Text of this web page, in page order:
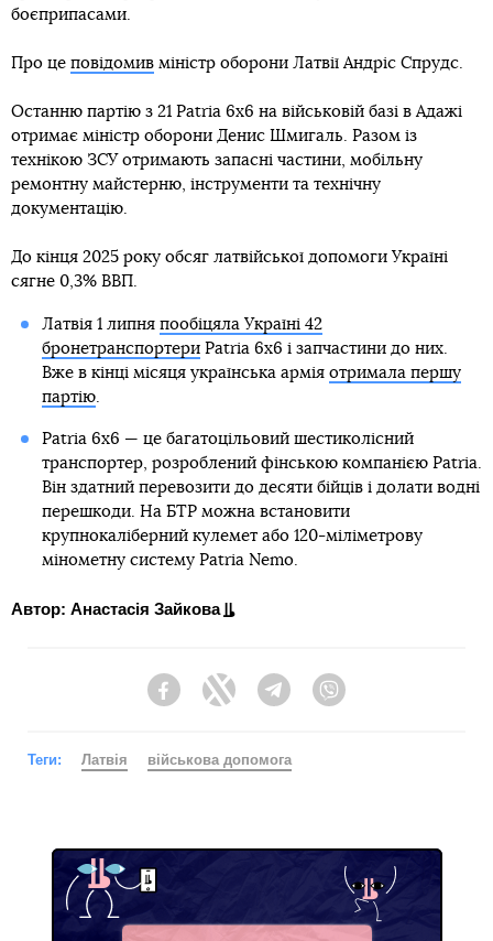
боєприпасами.
Про це повідомив міністр оборони Латвії Андріс Спрудс.
Останню партію з 21 Patria 6x6 на військовій базі в Адажі
отримає міністр оборони Денис Шмигаль. Разом із
технікою ЗСУ отримають запасні частини, мобільну
ремонтну майстерню, інструменти та технічну
документацію.
До кінця 2025 року обсяг латвійської допомоги Україні
сягне 0,3% ВВП.
Латвія 1 липня пообіцяла Україні 42
бронетранспортериPatria 6x6 і запчастини до них.
Вже в кінці місяця українська армія отримала першу
партію.
Patria 6x6 — це багатоцільовий шестиколісний
транспортер, розроблений фінською компанією Patria.
Він здатний перевозити до десяти бійців і долати водні
перешкоди. На БТР можна встановити
крупнокаліберний кулемет або 120-міліметрову
мінометну систему Patria Nemo.
Автор: Анастасія Зайкова
FacebookTwitter Telegram
Теги: Латвія військова допомога